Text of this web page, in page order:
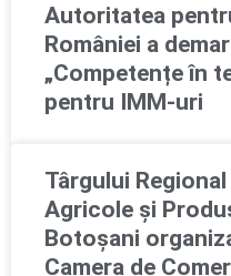
Autoritatea
României a
„Competențe în
pentru IMM-uri
Târgului
Agricole și
Botoșani
Camera de